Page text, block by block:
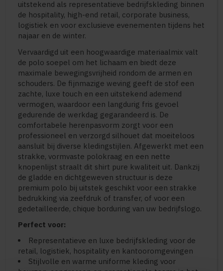
uitstekend als representatieve bedrijfskleding binnen
de hospitality, high-end retail, corporate business,
logistiek en voor exclusieve evenementen tijdens het
najaar en de winter.
Vervaardigd uit een hoogwaardige materiaalmix valt
de polo soepel om het lichaam en biedt deze
maximale bewegingsvrijheid rondom de armen en
schouders. De fijnmazige weving geeft de stof een
zachte, luxe touch en een uitstekend ademend
vermogen, waardoor een langdurig fris gevoel
gedurende de werkdag gegarandeerd is. De
comfortabele herenpasvorm zorgt voor een
professioneel en verzorgd silhouet dat moeiteloos
aansluit bij diverse kledingstijlen. Afgewerkt met een
strakke, vormvaste polokraag en een nette
knopenlijst straalt dit shirt pure kwaliteit uit. Dankzij
de gladde en dichtgeweven structuur is deze
premium polo bij uitstek geschikt voor een strakke
bedrukking via zeefdruk of transfer, of voor een
gedetailleerde, chique borduring van uw bedrijfslogo.
Perfect voor:
Representatieve en luxe bedrijfskleding voor de
retail, logistiek, hospitality en kantooromgevingen
Stijlvolle en warme uniforme kleding voor